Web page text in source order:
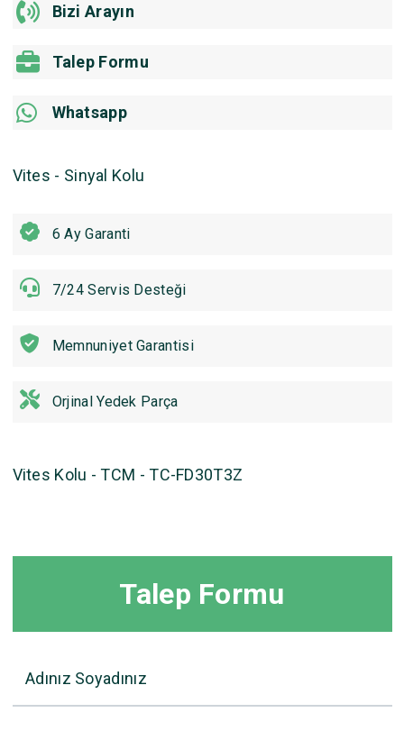
Bizi Arayın
Talep Formu
Whatsapp
Vites - Sinyal Kolu
6 Ay Garanti
7/24 Servis Desteği
Memnuniyet Garantisi
Orjinal Yedek Parça
Vites Kolu - TCM - TC-FD30T3Z
Talep Formu
Adınız Soyadınız